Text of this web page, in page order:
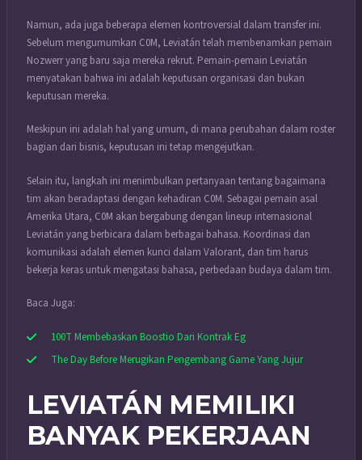
Namun, ada juga beberapa elemen kontroversial dalam transfer ini.
Sebelum mengumumkan C0M, Leviatán telah membenamkan pemain
Nozwerr yang baru saja mereka rekrut. Pemain-pemain Leviatán
menyatakan bahwa ini adalah keputusan organisasi dan bukan
keputusan mereka.
Meskipun ini adalah hal yang umum, di mana perubahan dalam roster
bagian dari bisnis, keputusan ini tetap mengejutkan.
Selain itu, langkah ini menimbulkan pertanyaan tentang bagaimana
tim akan beradaptasi dengan kehadiran C0M. Sebagai pemain asal
Amerika Utara, C0M akan bergabung dengan lineup internasional
Leviatán yang berbicara dalam berbagai bahasa. Koordinasi dan
komunikasi adalah elemen kunci dalam Valorant, dan tim harus
bekerja keras untuk mengatasi bahasa, perbedaan budaya dalam tim.
Baca Juga:
100T Membebaskan Boostio Dari Kontrak Eg
The Day Before Merugikan Pengembang Game Yang Jujur
LEVIATÁN MEMILIKI
BANYAK PEKERJAAN